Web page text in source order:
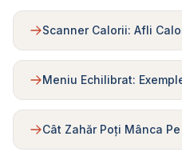
Scanner Calorii: Afli
Meniu Echilibrat:
Cât Zahăr Poți Mânca Pe